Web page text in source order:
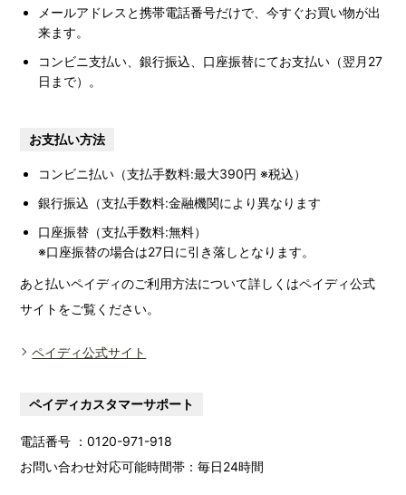
メールアドレスと携帯電話番号だけで、今すぐお買い物が出
来ます。
コンビニ支払い、銀行振込、口座振替にてお支払い（翌月27
日まで）。
お支払い方法
コンビニ払い（支払手数料:最大390円 ※税込）
銀行振込（支払手数料:金融機関により異なります
口座振替（支払手数料:無料）
※口座振替の場合は27日に引き落しとなります。
あと払いペイディのご利用方法について詳しくはペイディ公式
サイトをご覧ください。
ペイディ公式サイト
ペイディカスタマーサポート
電話番号 ：0120-971-918
お問い合わせ対応可能時間帯：毎日24時間